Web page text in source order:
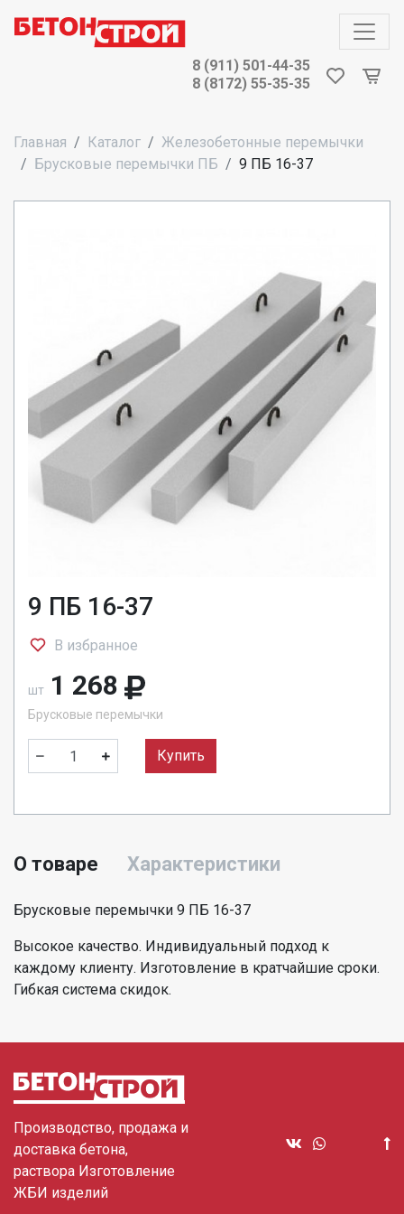
8 (911) 501-44-35
8 (8172) 55-35-35
Главная Каталог
Железобетонные перемычки
Брусковые перемычки ПБ
9 ПБ 16-37
9 ПБ 16-37
В избранное
шт 1 268
Брусковые перемычки
Купить
О товаре Характеристики
Брусковые перемычки 9 ПБ 16-37
Высокое качество. Индивидуальный подход к
каждому клиенту. Изготовление в кратчайшие сроки.
Гибкая система скидок.
Производство, продажа и
доставка бетона,
раствора Изготовление
ЖБИ изделий